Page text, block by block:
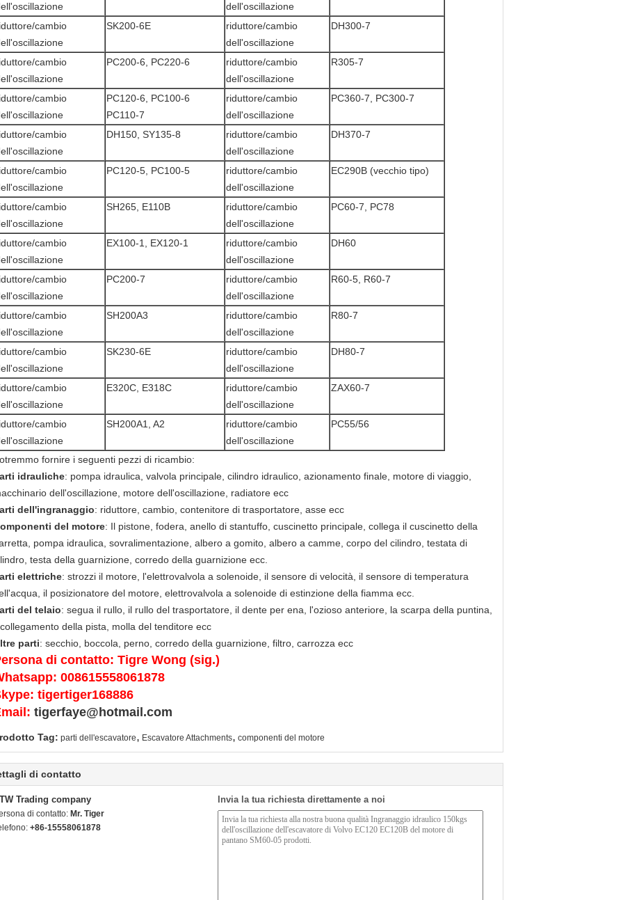
dell'oscillazione
cambio
SK200-6E
riduttore/cambio
dell'oscillazione
DH300-7
cambio
PC200-6, PC220-6
riduttore/cambio
dell'oscillazione
R305-7
cambio
PC120-6, PC100-6
PC110-7
riduttore/cambio
dell'oscillazione
PC360-7, PC300-7
cambio
DH150, SY135-8
riduttore/cambio
dell'oscillazione
DH370-7
cambio
PC120-5, PC100-5
riduttore/cambio
dell'oscillazione
EC290B (vecchio tipo)
cambio
SH265, E110B
riduttore/cambio
dell'oscillazione
PC60-7, PC78
cambio
EX100-1, EX120-1
riduttore/cambio
dell'oscillazione
DH60
cambio
PC200-7
riduttore/cambio
dell'oscillazione
R60-5, R60-7
cambio
SH200A3
riduttore/cambio
dell'oscillazione
R80-7
cambio
SK230-6E
riduttore/cambio
dell'oscillazione
DH80-7
cambio
E320C, E318C
riduttore/cambio
dell'oscillazione
ZAX60-7
cambio
SH200A1, A2
riduttore/cambio
dell'oscillazione
PC55/56
fornire i seguenti pezzi di ricambio:
idrauliche: pompa idraulica, valvola principale, cilindro idraulico, azionamento finale, motore di viaggio,
dell'oscillazione, motore dell'oscillazione, radiatore ecc
dell'ingranaggio: riduttore, cambio, contenitore di trasportatore, asse ecc
del motore: Il pistone, fodera, anello di stantuffo, cuscinetto principale, collega il cuscinetto della
pompa idraulica, sovralimentazione, albero a gomito, albero a camme, corpo del cilindro, testata di
testa della guarnizione, corredo della guarnizione ecc.
elettriche: strozzi il motore, l'elettrovalvola a solenoide, il sensore di velocità, il sensore di temperatura
il posizionatore del motore, elettrovalvola a solenoide di estinzione della fiamma ecc.
del telaio: segua il rullo, il rullo del trasportatore, il dente per ena, l'ozioso anteriore, la scarpa della puntina,
della pista, molla del tenditore ecc
parti: secchio, boccola, perno, corredo della guarnizione, filtro, carrozza ecc
di contatto: Tigre Wong (sig.)
008615558061878
tigertiger168886
tigerfaye@hotmail.com
Tag: parti dell'escavatore, Escavatore Attachments, componenti del motore
di contatto
Trading company
di contatto: Mr. Tiger
+86-15558061878
Invia la tua richiesta direttamente a noi